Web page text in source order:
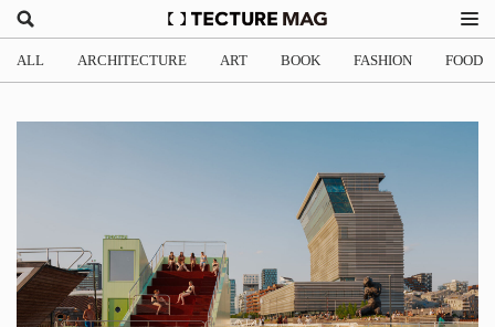
ALL ARCHITECTURE ART BOOK FASHION FOOD